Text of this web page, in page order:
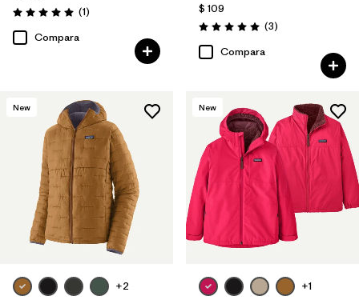
Valoración: 5.0 / 5
(1Comentarios
)
Compara
$ 109
Valoración: 5.0 / 5
(3Comentarios
)
Compara
New
+2
New
+1